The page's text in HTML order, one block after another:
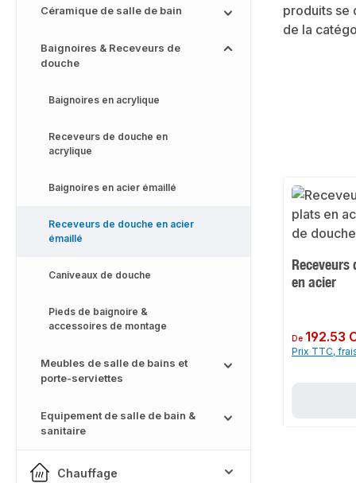
Céramique de salle de bain
Baignoires & Receveurs de
douche
Baignoires en acrylique
Receveurs de douche en
acrylique
Baignoires en acier émaillé
Receveurs de douche en acier
émaillé
Caniveaux de douche
Pieds de baignoire &
accessoires de montage
Meubles de salle de bains et
porte-serviettes
Equipement de salle de bain &
sanitaire
Chauffage
produits se
de la
Receveurs
en acier
Prix régulier :
De 192.53
Prix TTC,